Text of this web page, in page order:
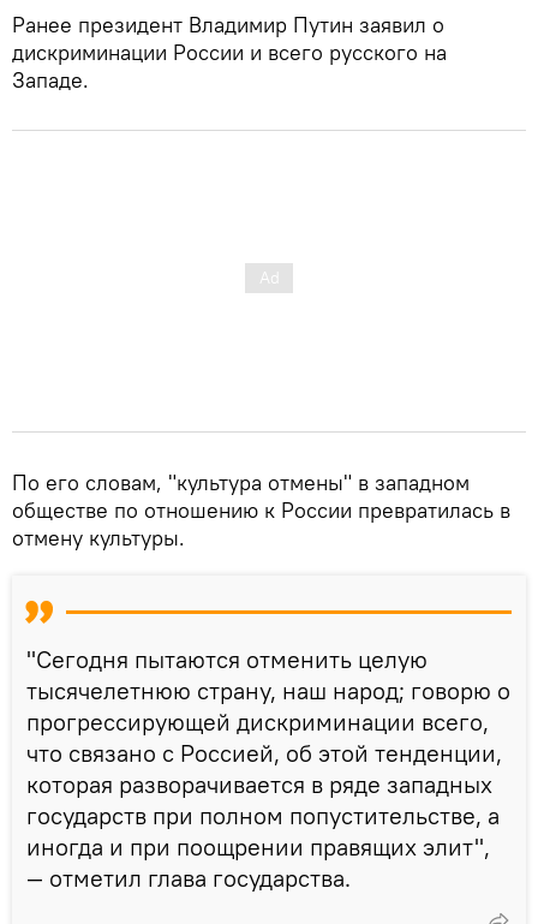
Ранее президент Владимир Путин заявил о
дискриминации России и всего русского на
Западе.
По его словам, "культура отмены" в западном
обществе по отношению к России превратилась в
отмену культуры.
"Сегодня пытаются отменить целую
тысячелетнюю страну, наш народ; говорю о
прогрессирующей дискриминации всего,
что связано с Россией, об этой тенденции,
которая разворачивается в ряде западных
государств при полном попустительстве, а
иногда и при поощрении правящих элит",
— отметил глава государства.